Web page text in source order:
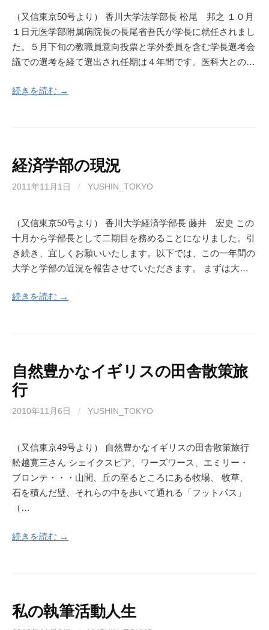
（又信東京50号より） 香川大学法学部長 松尾 邦之 １０月
１日元医学部附属病院長の長尾省吾氏が学長に就任されまし
た。５月下旬の教職員意向投票と学外委員を含む学長選考会
議での選考を経て選出され任期は４年間です。医科大との…
続きを読む →
経済学部の現況
2011年11月1日 / YUSHIN_TOKYO
（又信東京50号より） 香川大学経済学部長 藤井 宏史 この
十月から学部長として二期目を務めることになりました。引
き続き、宜しくお願いいたします。以下では、この一年間の
大学と学部の近況を報告させていただきます。 まずは大…
続きを読む →
自然豊かなイギリスの田舎散策旅
行
2010年11月6日 / YUSHIN_TOKYO
（又信東京49号より） 自然豊かなイギリスの田舎散策旅行
舩越寛三さん シェイクスピア、ワーズワース、エミリー・
ブロンテ・・・山間、丘の至るところにある牧場、 牧草、
石を積んだ壁、それらの中を歩いて通れる「フットパス」
（…
続きを読む →
私の執筆活動人生